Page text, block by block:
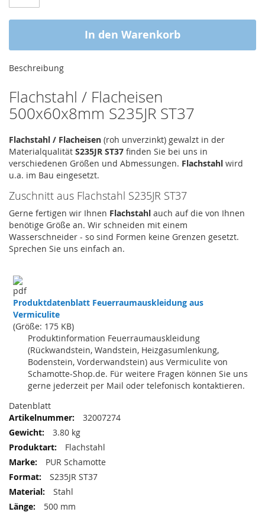
In den Warenkorb
Beschreibung
Flachstahl / Flacheisen
500x60x8mm S235JR ST37
Flachstahl / Flacheisen (roh unverzinkt) gewalzt in der
Materialqualität S235JR ST37 finden Sie bei uns in
verschiedenen Größen und Abmessungen. Flachstahl wird
u.a. im Bau eingesetzt.
Zuschnitt aus Flachstahl S235JR ST37
Gerne fertigen wir Ihnen Flachstahl auch auf die von Ihnen
benötige Größe an. Wir schneiden mit einem
Wasserschneider - so sind Formen keine Grenzen gesetzt.
Sprechen Sie uns einfach an.
Produktdatenblatt Feuerraumauskleidung aus
Vermiculite
(Größe: 175 KB)
Produktinformation Feuerraumauskleidung
(Rückwandstein, Wandstein, Heizgasumlenkung,
Bodenstein, Vorderwandstein) aus Vermiculite von
Schamotte-Shop.de. Für weitere Fragen können Sie uns
gerne jederzeit per Mail oder telefonisch kontaktieren.
Datenblatt
32007274
3.80 kg
Flachstahl
PUR Schamotte
S235JR ST37
Stahl
500 mm